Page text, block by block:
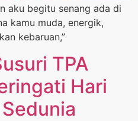
aku begitu senang ada di
kamu muda, energik,
kebaruan,”
TPA
Hari